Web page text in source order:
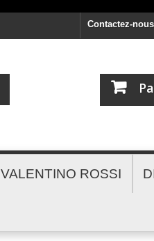
Contactez-nous
VALENTINO ROSSI